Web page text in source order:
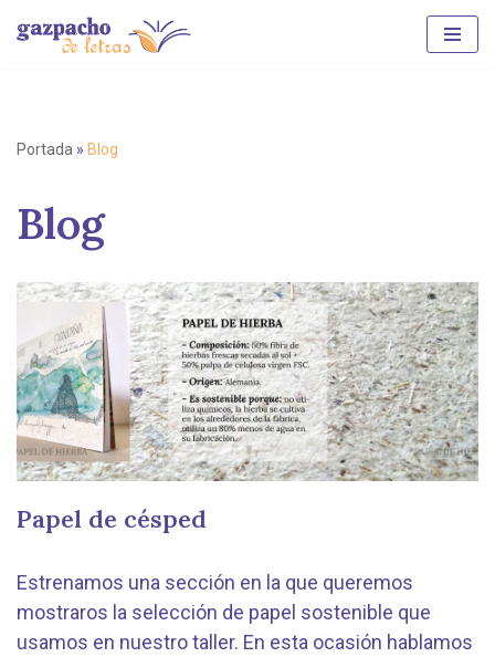
Portada » Blog
Blog
Papel de césped
Estrenamos una sección en la que queremos
mostraros la selección de papel sostenible que
usamos en nuestro taller. En esta ocasión hablamos